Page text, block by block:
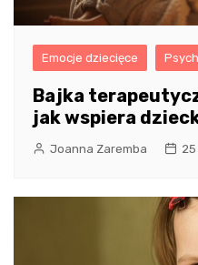
Emocje dziecięce
Bajka
jak wspiera
Joanna Zaremba